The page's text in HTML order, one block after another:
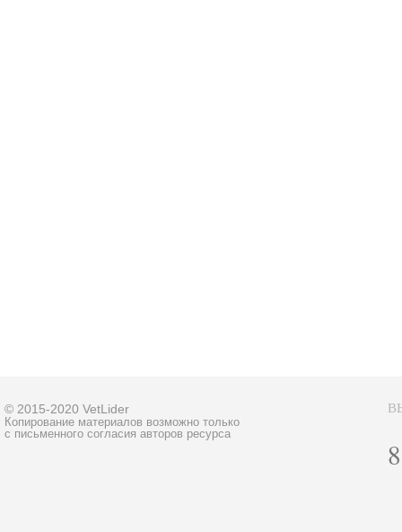
© 2015-2020 VetLider
Копирование материалов возможно только
с письменного согласия авторов ресурса